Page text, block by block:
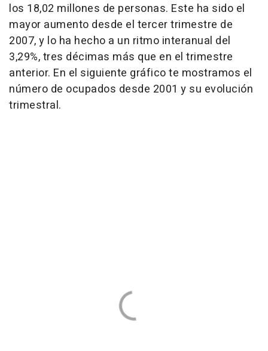
los 18,02 millones de personas. Este ha sido el
mayor aumento desde el tercer trimestre de
2007, y lo ha hecho a un ritmo interanual del
3,29%, tres décimas más que en el trimestre
anterior. En el siguiente gráfico te mostramos el
número de ocupados desde 2001 y su evolución
trimestral.